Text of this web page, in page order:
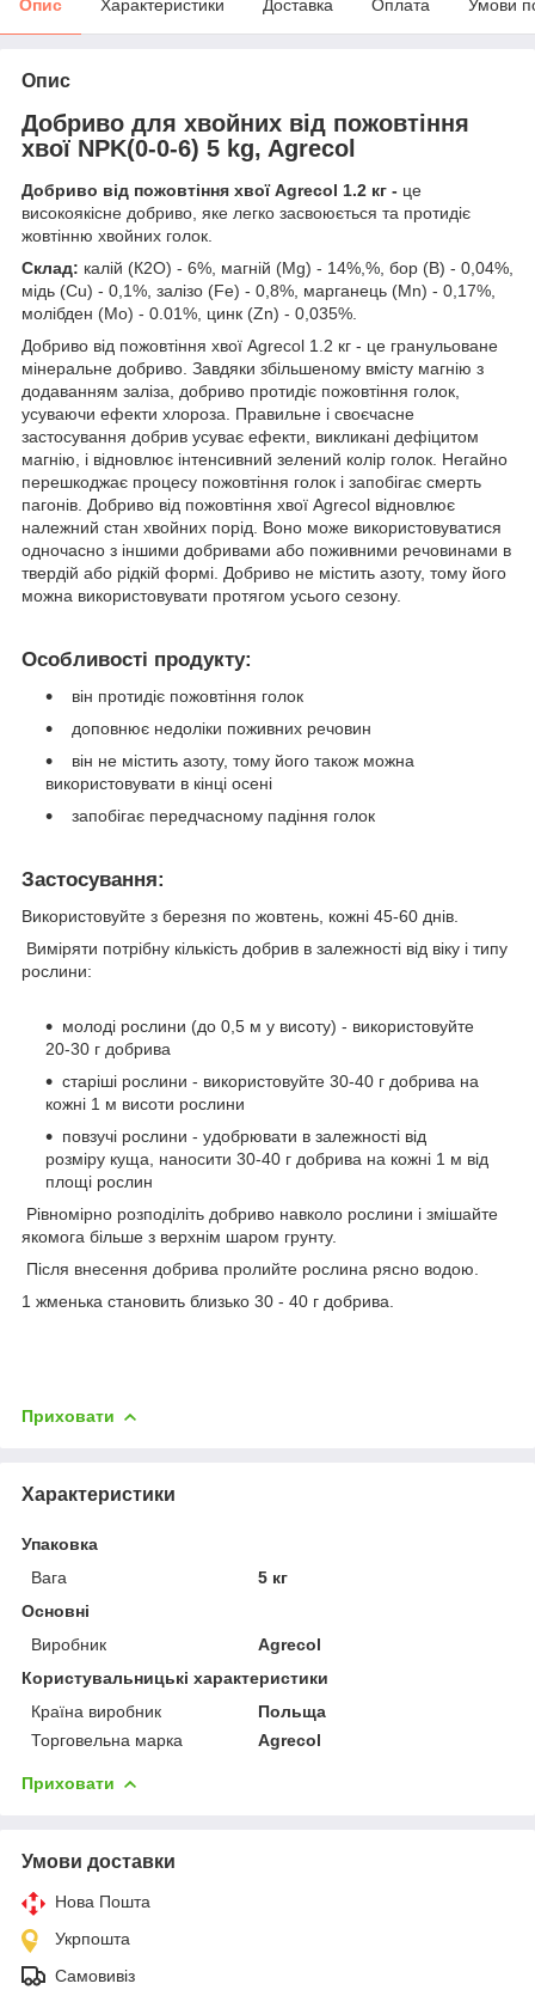
Опис Характеристики Доставка Оплата Умови
Опис
Добриво для хвойних від пожовтіння
хвої NPK(0-0-6) 5 kg, Agrecol
Добриво від пожовтіння хвої Agrecol 1.2 кг - це
високоякісне добриво, яке легко засвоюється та протидіє
жовтінню хвойних голок.
Склад: калій (К2О) - 6%, магній (Mg) - 14%,%, бор (В) - 0,04%,
мідь (Сu) - 0,1%, залізо (Fe) - 0,8%, марганець (Mn) - 0,17%,
молібден (Mo) - 0.01%, цинк (Zn) - 0,035%.
Добриво від пожовтіння хвої Agrecol 1.2 кг - це гранульоване
мінеральне добриво. Завдяки збільшеному вмісту магнію з
додаванням заліза, добриво протидіє пожовтіння голок,
усуваючи ефекти хлороза. Правильне і своєчасне
застосування добрив усуває ефекти, викликані дефіцитом
магнію, і відновлює інтенсивний зелений колір голок. Негайно
перешкоджає процесу пожовтіння голок і запобігає смерть
пагонів. Добриво від пожовтіння хвої Agrecol відновлює
належний стан хвойних порід. Воно може використовуватися
одночасно з іншими добривами або поживними речовинами в
твердій або рідкій формі. Добриво не містить азоту, тому його
можна використовувати протягом усього сезону.
Особливості продукту:
він протидіє пожовтіння голок
доповнює недоліки поживних речовин
він не містить азоту, тому його також можна
використовувати в кінці осені
запобігає передчасному падіння голок
Застосування:
Використовуйте з березня по жовтень, кожні 45-60 днів.
Виміряти потрібну кількість добрив в залежності від віку і типу
рослини:
молоді рослини (до 0,5 м у висоту) - використовуйте
20-30 г добрива
старіші рослини - використовуйте 30-40 г добрива на
кожні 1 м висоти рослини
повзучі рослини - удобрювати в залежності від
розміру куща, наносити 30-40 г добрива на кожні 1 м від
площі рослин
Рівномірно розподіліть добриво навколо рослини і змішайте
якомога більше з верхнім шаром грунту.
Після внесення добрива пролийте рослина рясно водою.
1 жменька становить близько 30 - 40 г добрива.
Приховати
Характеристики
Упаковка
Вага
5 кг
Основні
Виробник
Agrecol
Користувальницькі характеристики
Країна виробник
Польща
Торговельна марка
Agrecol
Приховати
Умови доставки
Нова Пошта
Укрпошта
Самовивіз